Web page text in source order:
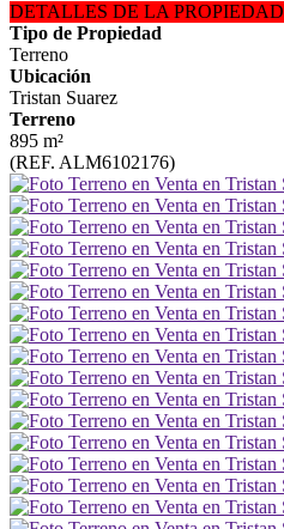
DETALLES DE LA PROPIEDAD
Tipo de Propiedad
Terreno
Ubicación
Tristan Suarez
Terreno
895 m²
(REF. ALM6102176)